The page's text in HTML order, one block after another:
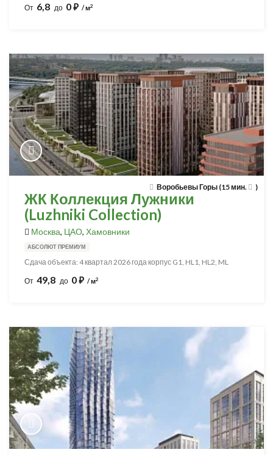
От 6,8 до 0⃏ / м2
Воробьевы Горы (15 мин. )
ЖК Коллекция Лужники
(Luzhniki Collection)
Москва, ЦАО, Хамовники
АБСОЛЮТ ПРЕМИУМ
Сдача объекта: 4 квартал 2026 года корпус G1, HL1, HL2, ML
От 49,8 до 0⃏ / м2